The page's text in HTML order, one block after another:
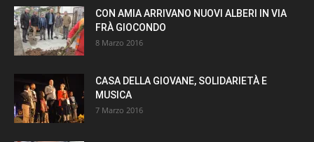
CON AMIA ARRIVANO NUOVI ALBERI IN VIA
FRÀ GIOCONDO
8 Marzo 2016
CASA DELLA GIOVANE, SOLIDARIETÀ E
MUSICA
7 Marzo 2016